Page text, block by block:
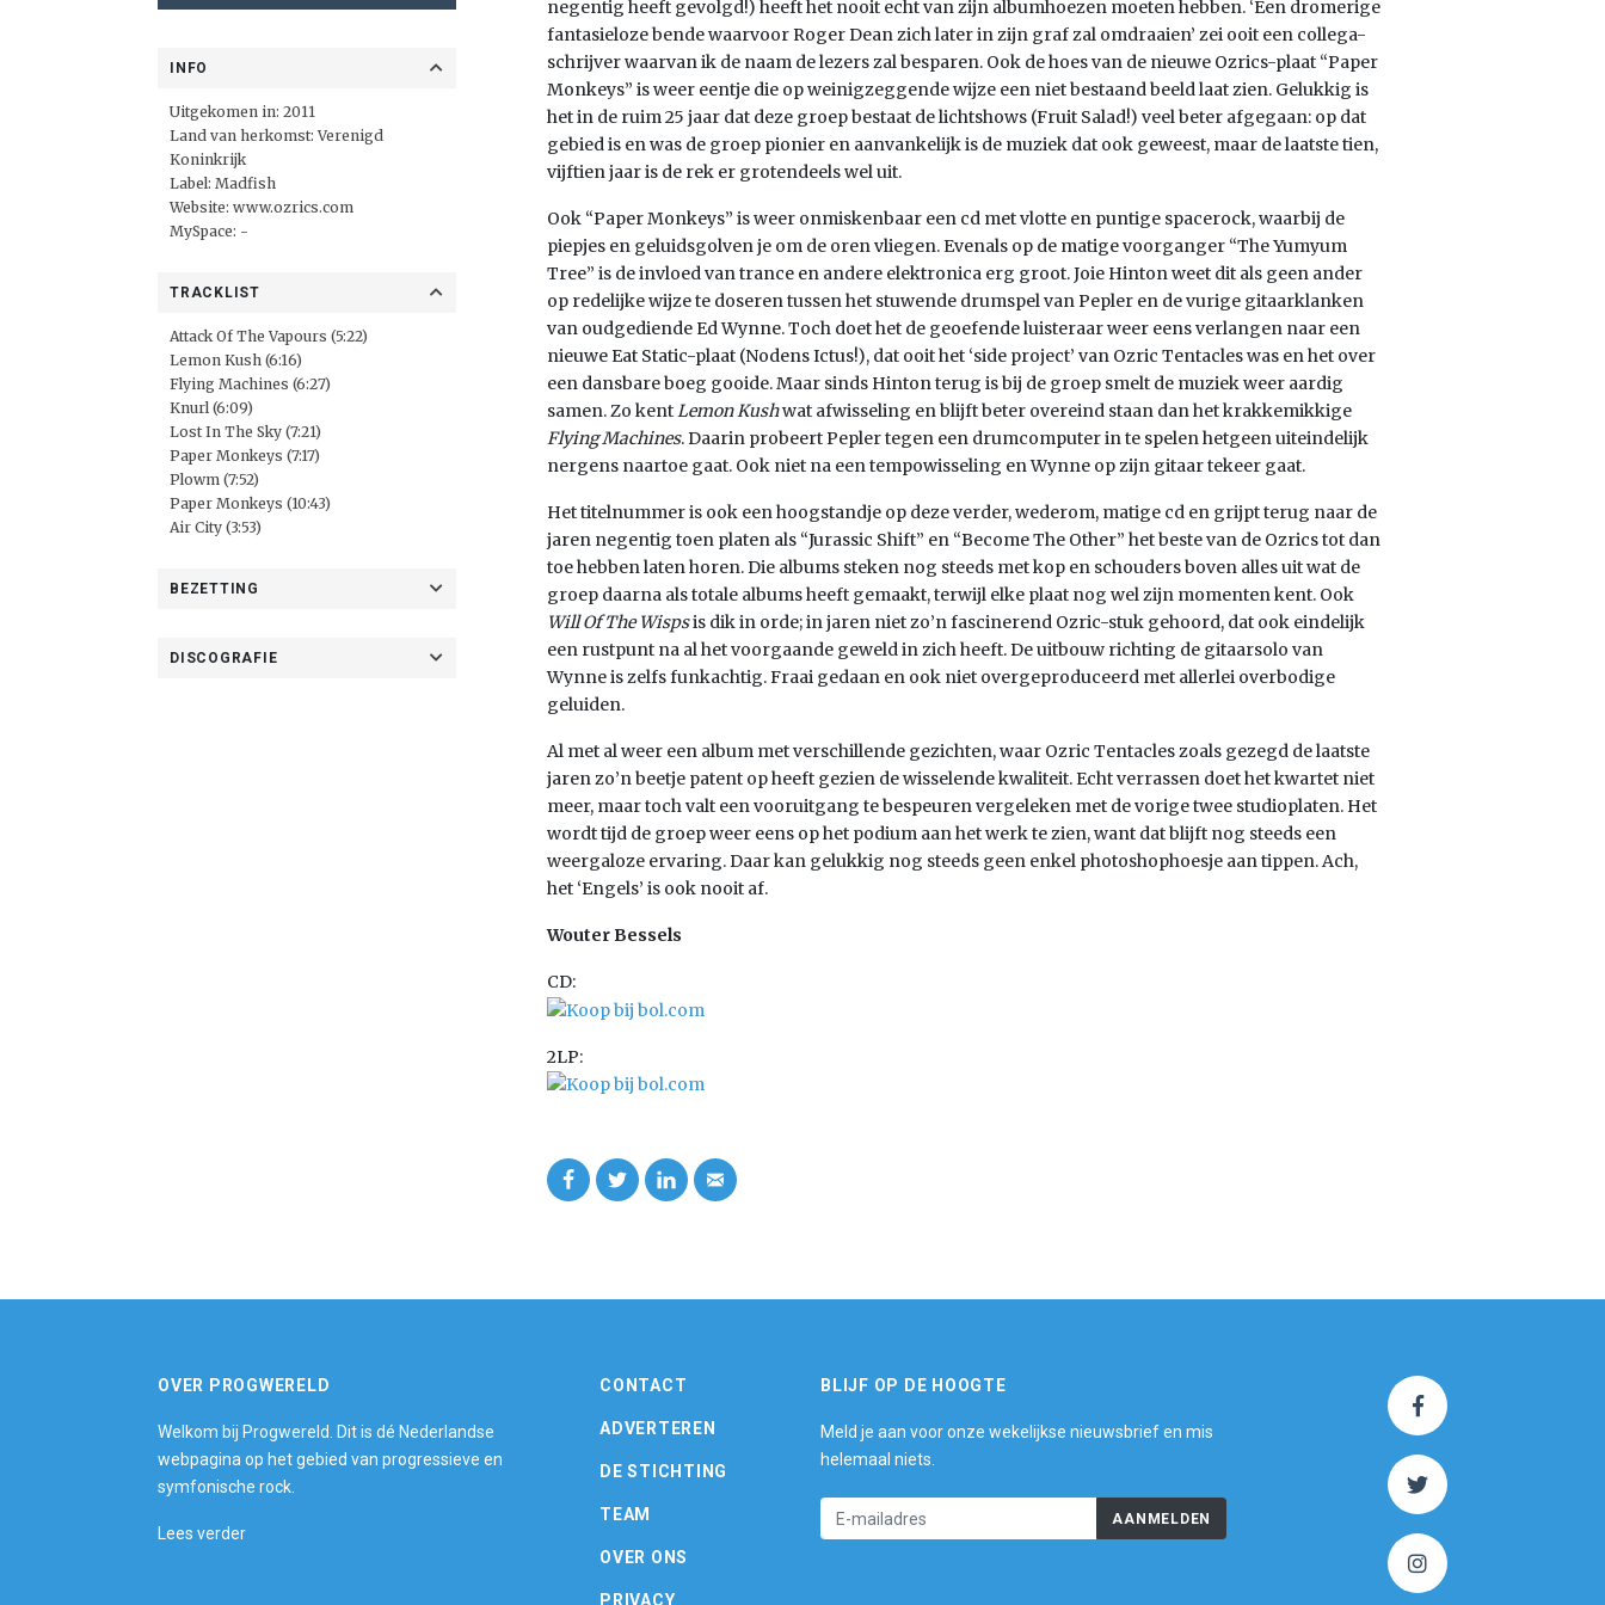
INFO
Uitgekomen in: 2011
Land van herkomst: Verenigd
Koninkrijk
Label: Madfish
Website: www.ozrics.com
MySpace: -
TRACKLIST
Attack Of The Vapours (5:22)
Lemon Kush (6:16)
Flying Machines (6:27)
Knurl (6:09)
Lost In The Sky (7:21)
Paper Monkeys (7:17)
Plowm (7:52)
Paper Monkeys (10:43)
Air City (3:53)
BEZETTING
DISCOGRAFIE
negentig heeft gevolgd!) heeft het nooit echt van zijn albumhoezen moeten hebben. ‘Een dromerige
fantasieloze bende waarvoor Roger Dean zich later in zijn graf zal omdraaien’ zei ooit een collega-
schrijver waarvan ik de naam de lezers zal besparen. Ook de hoes van de nieuwe Ozrics-plaat “Paper
Monkeys” is weer eentje die op weinigzeggende wijze een niet bestaand beeld laat zien. Gelukkig is
het in de ruim 25 jaar dat deze groep bestaat de lichtshows (Fruit Salad!) veel beter afgegaan: op dat
gebied is en was de groep pionier en aanvankelijk is de muziek dat ook geweest, maar de laatste tien,
vijftien jaar is de rek er grotendeels wel uit.
Ook “Paper Monkeys” is weer onmiskenbaar een cd met vlotte en puntige spacerock, waarbij de
piepjes en geluidsgolven je om de oren vliegen. Evenals op de matige voorganger “The Yumyum
Tree” is de invloed van trance en andere elektronica erg groot. Joie Hinton weet dit als geen ander
op redelijke wijze te doseren tussen het stuwende drumspel van Pepler en de vurige gitaarklanken
van oudgediende Ed Wynne. Toch doet het de geoefende luisteraar weer eens verlangen naar een
nieuwe Eat Static-plaat (Nodens Ictus!), dat ooit het ‘side project’ van Ozric Tentacles was en het over
een dansbare boeg gooide. Maar sinds Hinton terug is bij de groep smelt de muziek weer aardig
samen. Zo kentLemon Kushwat afwisseling en blijft beter overeind staan dan het krakkemikkige
Flying Machines. Daarin probeert Pepler tegen een drumcomputer in te spelen hetgeen uiteindelijk
nergens naartoe gaat. Ook niet na een tempowisseling en Wynne op zijn gitaar tekeer gaat.
Het titelnummer is ook een hoogstandje op deze verder, wederom, matige cd en grijpt terug naar de
jaren negentig toen platen als “Jurassic Shift” en “Become The Other” het beste van de Ozrics tot dan
toe hebben laten horen. Die albums steken nog steeds met kop en schouders boven alles uit wat de
groep daarna als totale albums heeft gemaakt, terwijl elke plaat nog wel zijn momenten kent. Ook
Will Of The Wispsis dik in orde; in jaren niet zo’n fascinerend Ozric-stuk gehoord, dat ook eindelijk
een rustpunt na al het voorgaande geweld in zich heeft. De uitbouw richting de gitaarsolo van
Wynne is zelfs funkachtig. Fraai gedaan en ook niet overgeproduceerd met allerlei overbodige
geluiden.
Al met al weer een album met verschillende gezichten, waar Ozric Tentacles zoals gezegd de laatste
jaren zo’n beetje patent op heeft gezien de wisselende kwaliteit. Echt verrassen doet het kwartet niet
meer, maar toch valt een vooruitgang te bespeuren vergeleken met de vorige twee studioplaten. Het
wordt tijd de groep weer eens op het podium aan het werk te zien, want dat blijft nog steeds een
weergaloze ervaring. Daar kan gelukkig nog steeds geen enkel photoshophoesje aan tippen. Ach,
het ‘Engels’ is ook nooit af.
Wouter Bessels
CD:
2LP:
OVER PROGWERELD
Welkom bij Progwereld. Dit is dé Nederlandse
webpagina op het gebied van progressieve en
symfonische rock.
Lees verder
CONTACT
ADVERTEREN
DE STICHTING
TEAM
OVER ONS
PRIVACY
BLIJF OP DE HOOGTE
Meld je aan voor onze wekelijkse nieuwsbrief en mis
helemaal niets.
AANMELDEN